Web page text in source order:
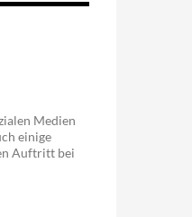
Medien
einige
Auftritt bei